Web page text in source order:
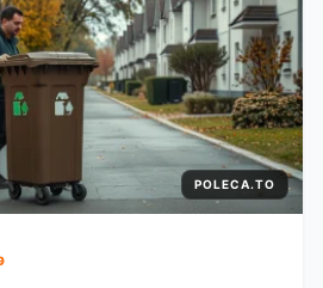
POLECA.TO